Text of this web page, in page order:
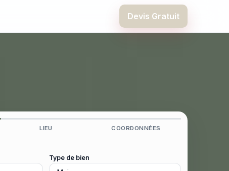
Devis Gratuit
LIEU COORDONNÉES
Type de bien